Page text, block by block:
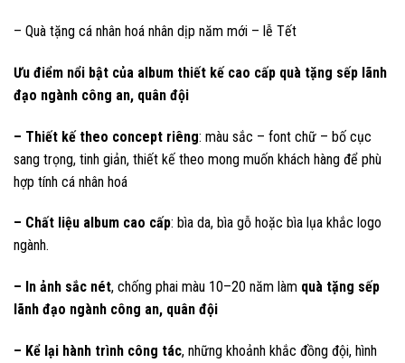
– Quà tặng cá nhân hoá nhân dịp năm mới – lễ Tết
Ưu điểm nổi bật của album thiết kế cao cấp quà tặng sếp lãnh
đạo ngành công an, quân đội
– Thiết kế theo concept riêng: màu sắc – font chữ – bố cục
sang trọng, tinh giản, thiết kế theo mong muốn khách hàng để phù
hợp tính cá nhân hoá
– Chất liệu album cao cấp: bìa da, bìa gỗ hoặc bìa lụa khắc logo
ngành.
– In ảnh sắc nét, chống phai màu 10–20 năm làm quà tặng sếp
lãnh đạo ngành công an, quân đội
– Kể lại hành trình công tác, những khoảnh khắc đồng đội, hình